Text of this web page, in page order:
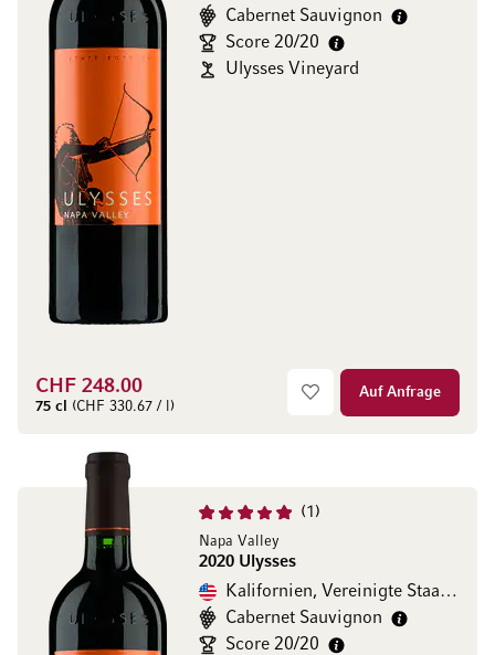
Cabernet Sauvignon
Score 20/20
Ulysses Vineyard
CHF 248.00
75 cl (CHF 330.67 / l)
Auf Anfrage
1
Napa Valley
2020 Ulysses
Kalifornien, Vereinigte Staaten
Cabernet Sauvignon
Score 20/20